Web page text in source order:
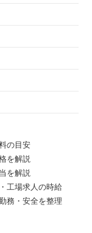
の目安
を解説
を解説
工場求人の時給
務・安全を整理